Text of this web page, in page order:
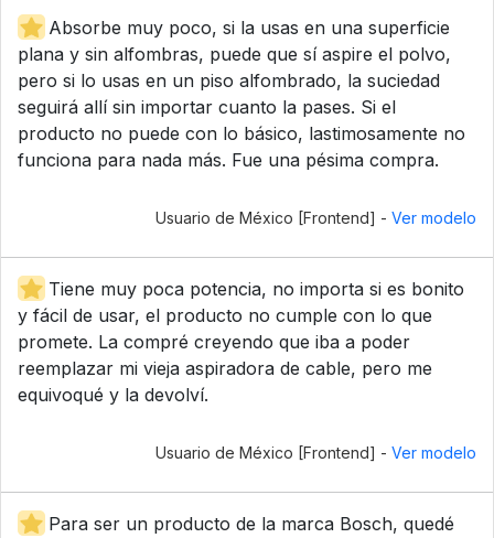
Absorbe muy poco, si la usas en una superficie
plana y sin alfombras, puede que sí aspire el polvo,
pero si lo usas en un piso alfombrado, la suciedad
seguirá allí sin importar cuanto la pases. Si el
producto no puede con lo básico, lastimosamente no
funciona para nada más. Fue una pésima compra.
Usuario de México [Frontend] - Ver modelo
Tiene muy poca potencia, no importa si es bonito
y fácil de usar, el producto no cumple con lo que
promete. La compré creyendo que iba a poder
reemplazar mi vieja aspiradora de cable, pero me
equivoqué y la devolví.
Usuario de México [Frontend] - Ver modelo
Para ser un producto de la marca Bosch, quedé